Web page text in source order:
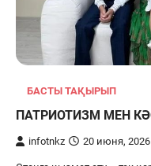
БАСТЫ ТАҚЫРЫП
ПАТРИОТИЗМ МЕН
infotnkz 20 июня, 2026